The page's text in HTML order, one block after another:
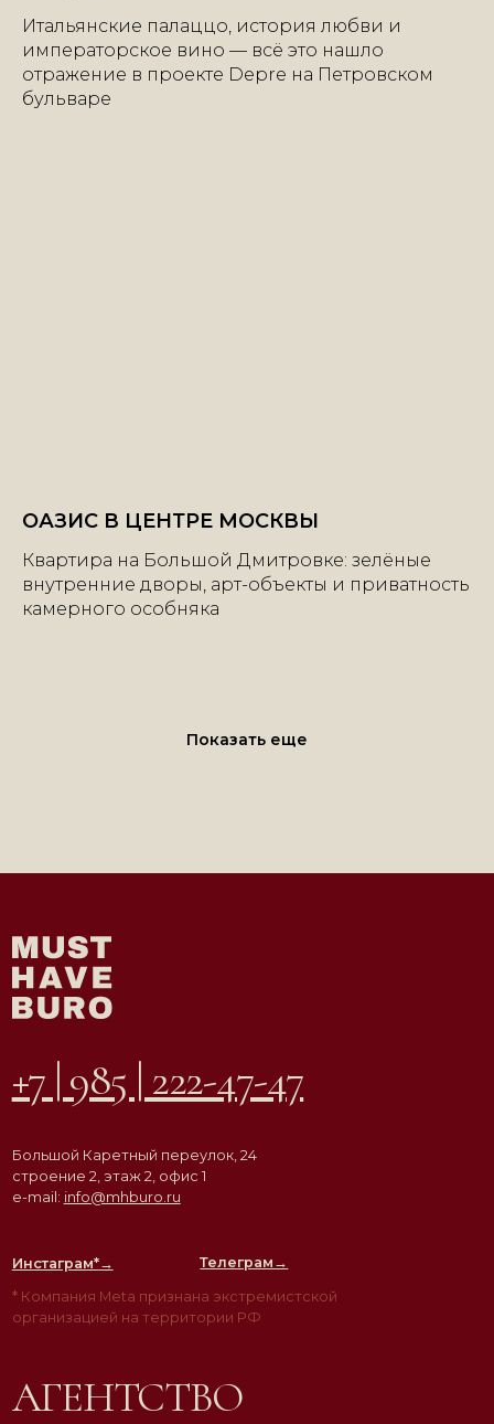
Итальянские палаццо, история любви и
императорское вино — всё это нашло
отражение в проекте Depre на Петровском
бульваре
ОАЗИС В ЦЕНТРЕ МОСКВЫ
Квартира на Большой Дмитровке: зелёные
внутренние дворы, арт-объекты и приватность
камерного особняка
Показать еще
Инстаграм*→
© ООО «Must Have Buro», 2026. Все права защищены
Политика конфиденциальности
Разработка сайта
АГЕНТСТВО
НЕДВИЖИМОСТИ